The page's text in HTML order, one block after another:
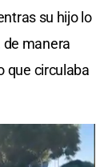
su hijo lo
de manera
que circulaba